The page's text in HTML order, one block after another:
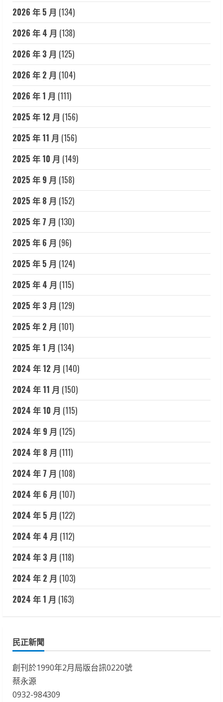
2026 年 5 月 (134)
2026 年 4 月 (138)
2026 年 3 月 (125)
2026 年 2 月 (104)
2026 年 1 月 (111)
2025 年 12 月 (156)
2025 年 11 月 (156)
2025 年 10 月 (149)
2025 年 9 月 (158)
2025 年 8 月 (152)
2025 年 7 月 (130)
2025 年 6 月 (96)
2025 年 5 月 (124)
2025 年 4 月 (115)
2025 年 3 月 (129)
2025 年 2 月 (101)
2025 年 1 月 (134)
2024 年 12 月 (140)
2024 年 11 月 (150)
2024 年 10 月 (115)
2024 年 9 月 (125)
2024 年 8 月 (111)
2024 年 7 月 (108)
2024 年 6 月 (107)
2024 年 5 月 (122)
2024 年 4 月 (112)
2024 年 3 月 (118)
2024 年 2 月 (103)
2024 年 1 月 (163)
民正新聞
創刊於1990年2月局版台訊0220號
蔡永源
0932-984309